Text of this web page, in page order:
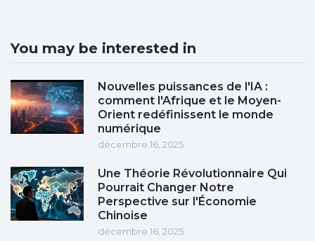
You may be interested in
Nouvelles puissances de l'IA :
comment l'Afrique et le Moyen-
Orient redéfinissent le monde
numérique
décembre 16, 2025
Une Théorie Révolutionnaire Qui
Pourrait Changer Notre
Perspective sur l'Économie
Chinoise
décembre 16, 2025